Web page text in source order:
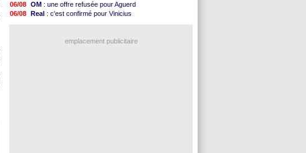
06/08 OM : une offre refusée pour Aguerd
06/08 Real : c'est confirmé pour Vinicius
: une offre pour Bulka
emplacement publicitaire